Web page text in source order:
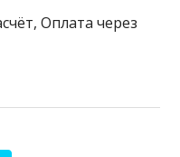
Оплата через